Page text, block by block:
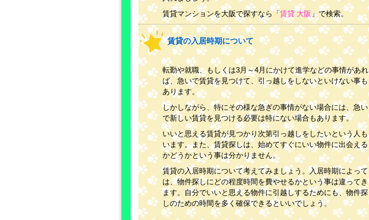
賃貸マンションを大阪で探すなら「賃貸 大阪」で検索。
賃貸の入居時期について
転勤や就職、もしくは3月～4月にかけて進学などの事情があれ
ば、急いで賃貸を見つけて、引っ越しをしないといけない事も
あります。
しかしながら、特にその様な急ぎの事情がない場合には、急い
で新しい賃貸を見つける必要は特にない場合もあります。
いいと思える賃貸が見つかり次第引っ越しをしたいという人も
います。また、賃貸探しは、始めてすぐにいい物件に出会える
かどうかという事は分かりません。
賃貸の入居時期について考えてみましょう。入居時期によって
は、物件探しにどの程度時間を費やせるかという事は違ってき
ます。自分でいいと思える物件に引越しするためにも、物件探
しのための時間を多く確保できるといいでしょう。